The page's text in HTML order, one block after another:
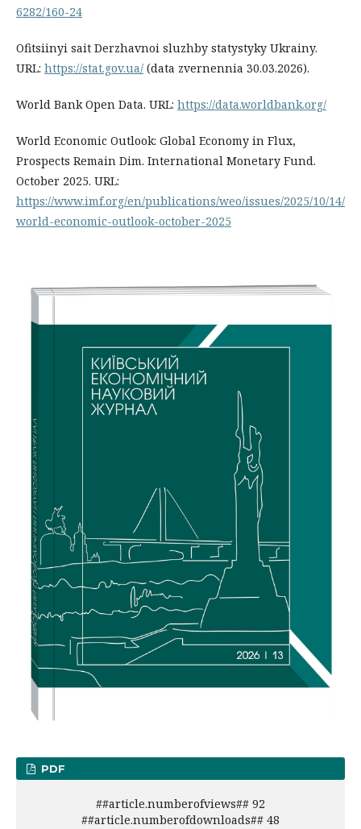
6282/160-24
Ofitsiinyi sait Derzhavnoi sluzhby statystyky Ukrainy.
URL: https://stat.gov.ua/ (data zvernennia 30.03.2026).
World Bank Open Data. URL: https://data.worldbank.org/
World Economic Outlook: Global Economy in Flux,
Prospects Remain Dim. International Monetary Fund.
October 2025. URL:
https://www.imf.org/en/publications/weo/issues/2025/10/14/
world-economic-outlook-october-2025
PDF
##article.numberofviews## 92
##article.numberofdownloads## 48